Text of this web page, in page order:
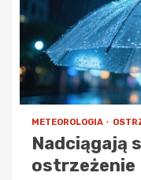
METEOROLOGIA
Nadciągają
ostrzeżenie